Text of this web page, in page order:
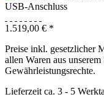
1.519,00 € *
Preise inkl. gesetzlicher
allen Waren aus
Gewährleistungsrechte.
Lieferzeit ca. 3 - 5